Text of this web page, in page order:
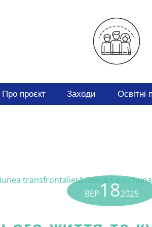
Про проєкт Заходи Освітні
ВЕР182025